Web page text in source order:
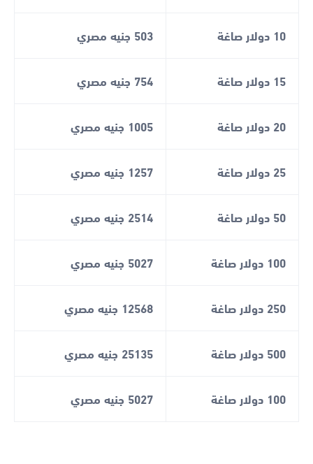
10 دولار صاغة 503 جنيه مصري
15 دولار صاغة 754 جنيه مصري
20 دولار صاغة 1005 جنيه مصري
25 دولار صاغة 1257 جنيه مصري
50 دولار صاغة 2514 جنيه مصري
100 دولار صاغة 5027 جنيه مصري
250 دولار صاغة 12568 جنيه مصري
500 دولار صاغة 25135 جنيه مصري
100 دولار صاغة 5027 جنيه مصري